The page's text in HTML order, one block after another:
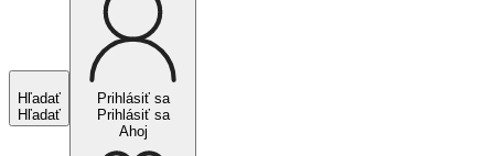
Hľadať
Hľadať
Prihlásiť sa
Prihlásiť sa
Ahoj